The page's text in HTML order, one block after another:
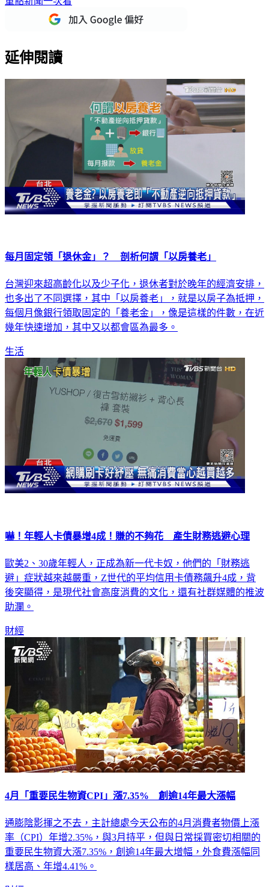
延伸閱讀
每月固定領「退休金」？ 剖析何謂「以房養老」
台灣迎來超高齡化以及少子化，退休者對於晚年的經濟安排，
也多出了不同選擇，其中「以房養老」，就是以房子為抵押，
每個月像銀行領取固定的「養老金」，像是這樣的件數，在近
幾年快速增加，其中又以都會區為最多。
生活
嚇！年輕人卡債暴增4成！賺的不夠花 產生財務逃避心理
歐美2、30歲年輕人，正成為新一代卡奴，他們的「財務逃
避」症狀越來越嚴重，Z世代的平均信用卡債務飆升4成，背
後突顯得，是現代社會高度消費的文化，還有社群媒體的推波
助瀾。
財經
4月「重要民生物資CPI」漲7.35% 創逾14年最大漲幅
通膨陰影揮之不去，主計總處今天公布的4月消費者物價上漲
率（CPI）年增2.35%，與3月持平，但與日常採買密切相關的
重要民生物資大漲7.35%，創逾14年最大增幅，外食費漲幅同
樣居高、年增4.41%。